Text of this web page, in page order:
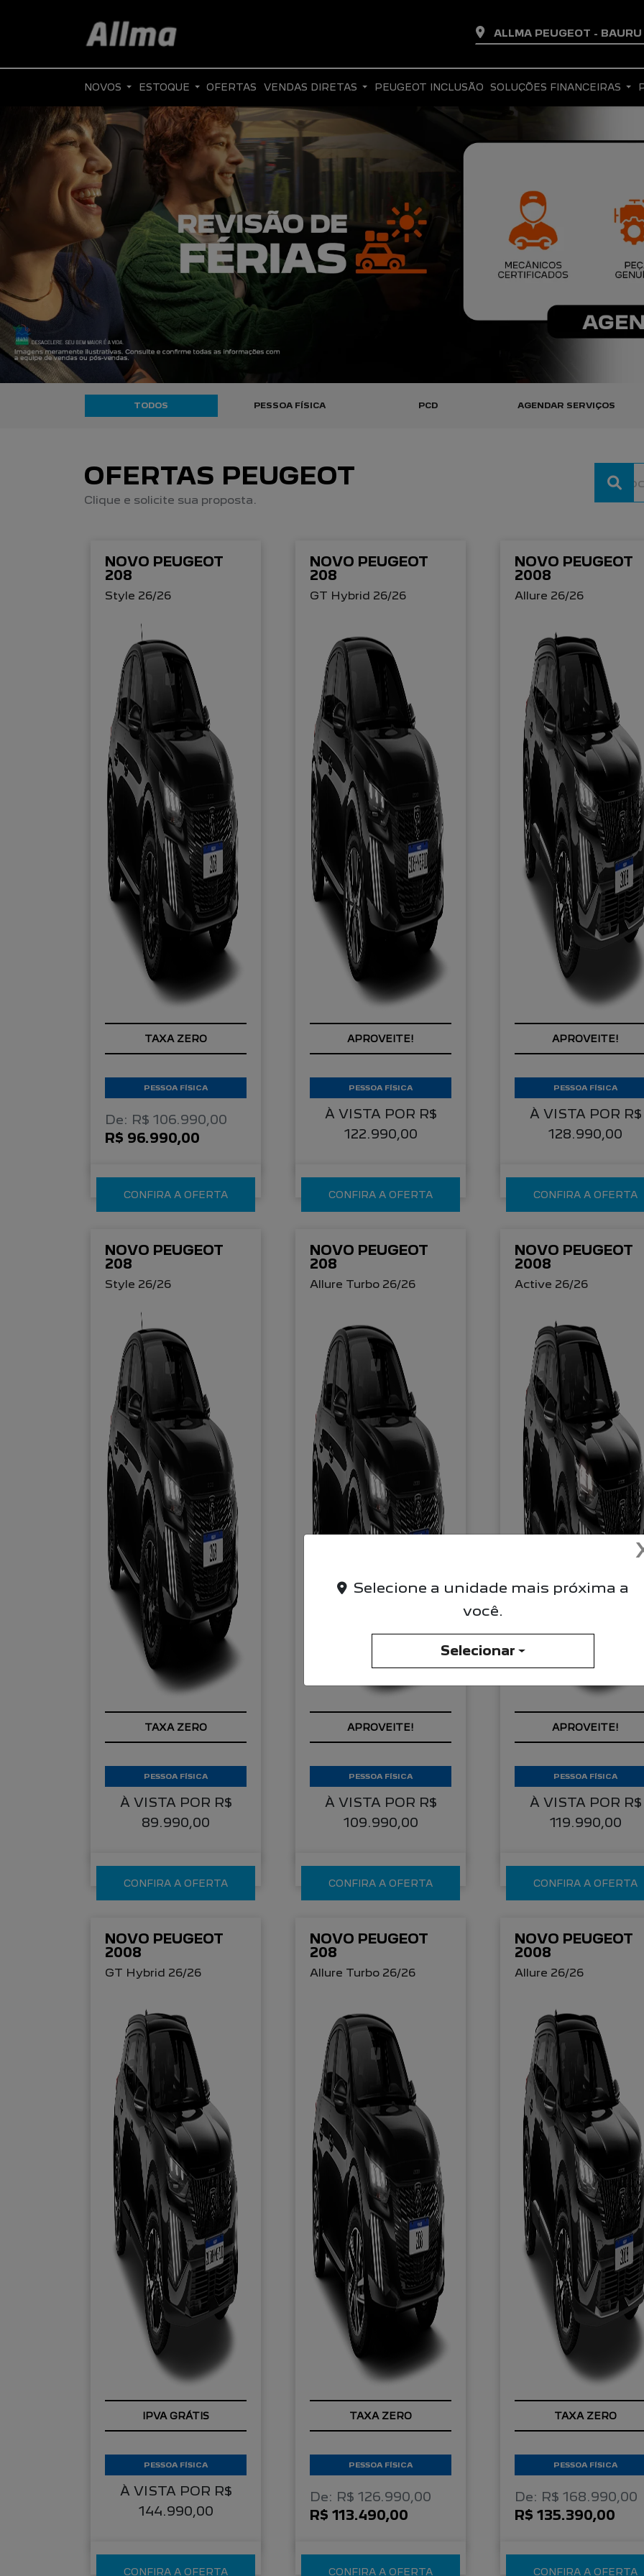
ALLMA PEUGEOT - BAURU
NOVOS ESTOQUE OFERTAS VENDAS DIRETAS PEUGEOT INCLUSÃO SOLUÇÕES FINANCEIRAS
TODOS PESSOA FÍSICA PCD AGENDAR SERVIÇOS
OFERTAS PEUGEOT
Clique e solicite sua proposta.
NOVO PEUGEOT
208
Style 26/26
TAXA ZERO
PESSOA FÍSICA
De: R$ 106.990,00
R$ 96.990,00
CONFIRA A OFERTA
NOVO PEUGEOT
208
GT Hybrid 26/26
COM SEU USADO NA
TROCA
À VISTA POR R$
122.990,00
PESSOA FÍSICA
CONFIRA A OFERTA
NOVO PEUGEOT
2008
Allure 26/26
COM SEU USADO NA
TROCA
À VISTA POR R$
128.990,00
PESSOA FÍSICA
CONFIRA A OFERTA
NOVO PEUGEOT
208
Style 26/26
APROVEITE!
À VISTA POR R$
89.990,00
PESSOA FÍSICA
CONFIRA A OFERTA
NOVO PEUGEOT
208
Allure Turbo 26/26
COM SEU USADO NA
TROCA
À VISTA POR R$
109.990,00
PESSOA FÍSICA
CONFIRA A OFERTA
NOVO PEUGEOT
2008
Active 26/26
COM USADO NA
À VISTA POR R$
119.990,00
PESSOA FÍSICA
CONFIRA A OFERTA
NOVO PEUGEOT
2008
GT Hybrid 26/26
COM SEU USADO NA
À VISTA POR R$
144.990,00
PESSOA FÍSICA
CONFIRA A OFERTA
NOVO PEUGEOT
208
Allure Turbo 26/26
TAXA ZERO
PESSOA FÍSICA
De: R$ 126.990,00
R$ 113.490,00
CONFIRA A OFERTA
NOVO PEUGEOT
2008
Allure 26/26
TAXA ZERO
PESSOA FÍSICA
De: R$ 168.990,00
R$ 135.390,00
CONFIRA A OFERTA
Selecione a unidade mais próxima a
você.
Selecionar